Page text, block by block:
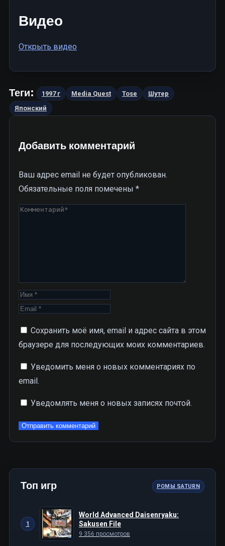
Видео
Открыть видео
Теги: 1997 г Media Quest Tose
Шутер
Японский
Добавить комментарий
Ваш адрес email не будет опубликован.
Обязательные поля помечены *
Сохранить моё имя, email и адрес сайта в этом
браузере для последующих моих комментариев.
Уведомить меня о новых комментариях по
email.
Уведомлять меня о новых записях почтой.
Топ игр РОМЫ SATURN
1
World Advanced Daisenryaku:
Sakusen File
9 356 просмотров